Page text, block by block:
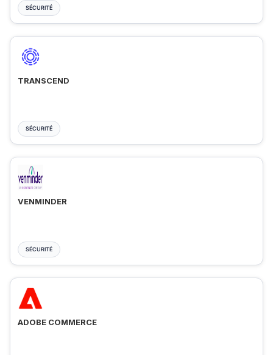
SÉCURITÉ
TRANSCEND
SÉCURITÉ
VENMINDER
SÉCURITÉ
ADOBE COMMERCE